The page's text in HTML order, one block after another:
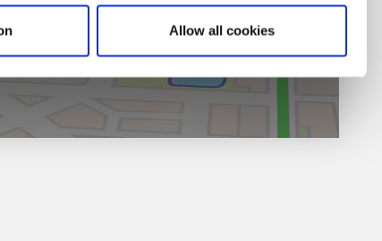
Allow all cookies